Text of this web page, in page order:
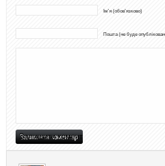
Ім'я (обов'язково)
Пошта (не буде